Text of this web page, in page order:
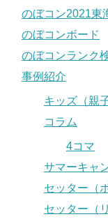
のぼコン2021東
のぼコンボード
のぼコンランク
事例紹介
キッズ（親子
コラム
4コマ
サマーキャ
セッター（
セッター（